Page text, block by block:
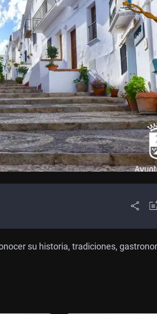
su historia, tradiciones,